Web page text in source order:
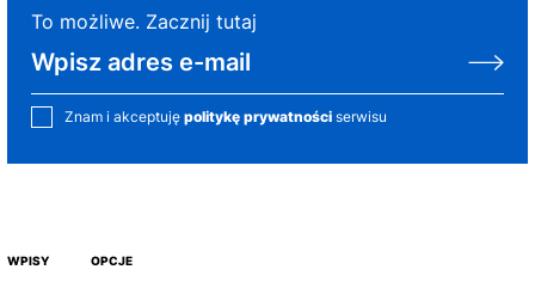
To możliwe. Zacznij tutaj
Znam i akceptuję politykę prywatności serwisu
WPISY OPCJE